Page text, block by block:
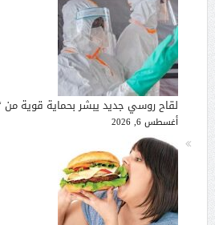
لقاح روسي جديد يبشر بحماية قوية من
أغسطس 6, 2026